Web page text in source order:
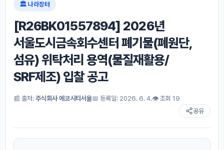
🏛 나라장터
[R26BK01557894] 2026년
서울도시금속회수센터 폐기물(폐원단,
섬유) 위탁처리 용역(물질재활용/
SRF제조) 입찰 공고
📰 출처: 주식회사 에코시티서울📅 등록일: 2026. 6. 4.👁 조회 19
공유